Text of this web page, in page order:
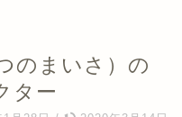
のまいさ）の
ター